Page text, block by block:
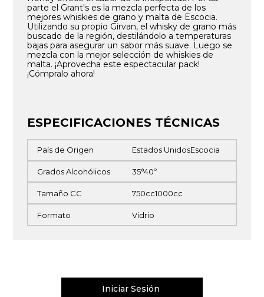
parte el Grant's es la mezcla perfecta de los
mejores whiskies de grano y malta de Escocia.
Utilizando su propio Girvan, el whisky de grano más
buscado de la región, destilándolo a temperaturas
bajas para asegurar un sabor más suave. Luego se
mezcla con la mejor selección de whiskies de
malta. ¡Aprovecha este espectacular pack!
¡Cómpralo ahora!
ESPECIFICACIONES TÉCNICAS
País de Origen Estados UnidosEscocia
Grados Alcohólicos 35°40º
Tamaño CC 750cc1000cc
Formato Vidrio